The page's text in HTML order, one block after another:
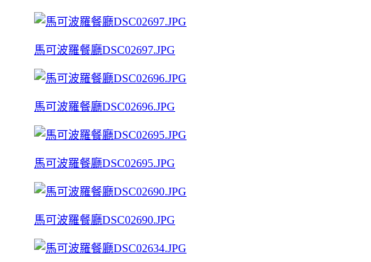
馬可波羅餐廳DSC02697.JPG
馬可波羅餐廳DSC02696.JPG
馬可波羅餐廳DSC02695.JPG
馬可波羅餐廳DSC02690.JPG